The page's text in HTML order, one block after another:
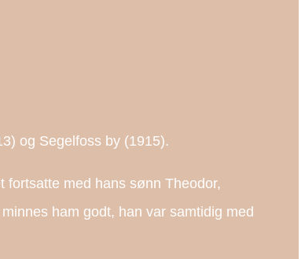
og Segelfoss by (1915).
fortsatte med hans sønn Theodor,
ham godt, han var samtidig med